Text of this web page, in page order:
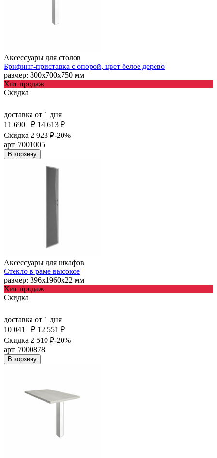
Аксессуары для столов
Брифинг-приставка с опорой, цвет белое дерево
размер: 800х700х750 мм
Хит продаж
Скидка
доставка от 1 дня
11 690
₽ 14 613 ₽
Скидка 2 923 ₽-20%
арт. 7001005
В корзину
Аксессуары для шкафов
Стекло в раме высокое
размер: 396х1960х22 мм
Хит продаж
Скидка
доставка от 1 дня
10 041
₽ 12 551 ₽
Скидка 2 510 ₽-20%
арт. 7000878
В корзину